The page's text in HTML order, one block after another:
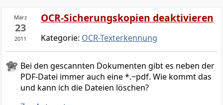
März
23
2011
OCR-Sicherungskopien deaktivieren
Kategorie: OCR-Texterkennung
Bei den gescannten Dokumenten gibt es neben der
PDF-Datei immer auch eine *.~pdf. Wie kommt das
und kann ich die Dateien löschen?